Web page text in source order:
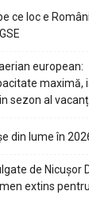
ce loc e
european:
maximă,
sezon al
din lume în
de Nicușor
extins pentru